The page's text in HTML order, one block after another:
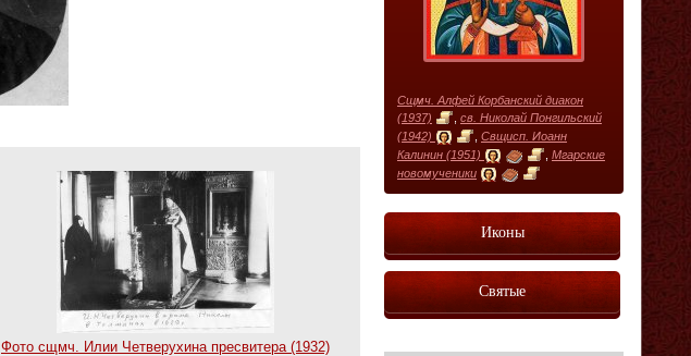
Фото сщмч. Илии Четверухина пресвитера (1932)
Сщмч. Алфей Корбанский диакон
(1937)
св. Николай Понгильский
(1942)
Свщисп. Иоанн
Калинин (1951)
Мгарские
новомученики
Иконы
Святые